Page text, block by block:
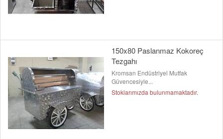
150x80 Paslanmaz Kokoreç
Tezgahı
Kromsan Endüstriyel Mutfak
Güvencesiyle...
Stoklarımızda bulunmamaktadır.